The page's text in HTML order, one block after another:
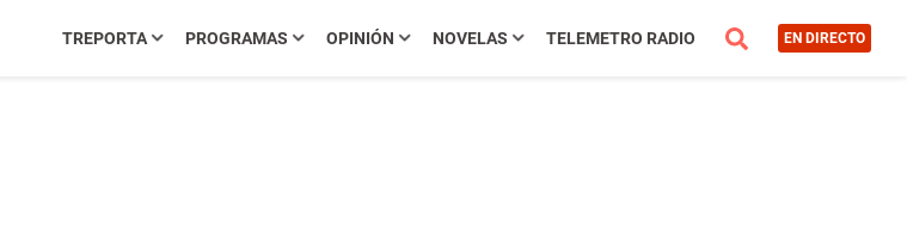
TREPORTA PROGRAMAS OPINIÓN NOVELAS TELEMETRO RADIO EN DIRECTO